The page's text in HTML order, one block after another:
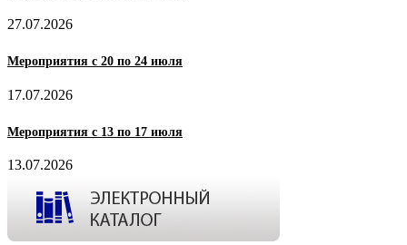
27.07.2026
Мероприятия с 20 по 24 июля
17.07.2026
Мероприятия с 13 по 17 июля
13.07.2026